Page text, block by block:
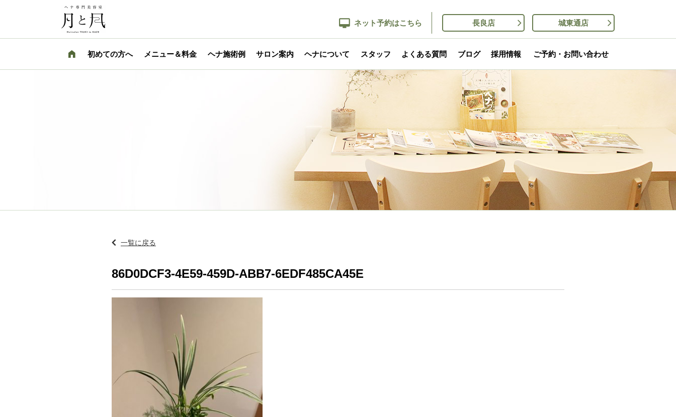
ネット予約はこちら 長良店 城東通店
初めての方へ メニュー＆料金 ヘナ施術例 サロン案内 ヘナについて スタッフ よくある質問 ブログ 採用情報 ご予約・お問い合わせ
一覧に戻る
86D0DCF3-4E59-459D-ABB7-6EDF485CA45E